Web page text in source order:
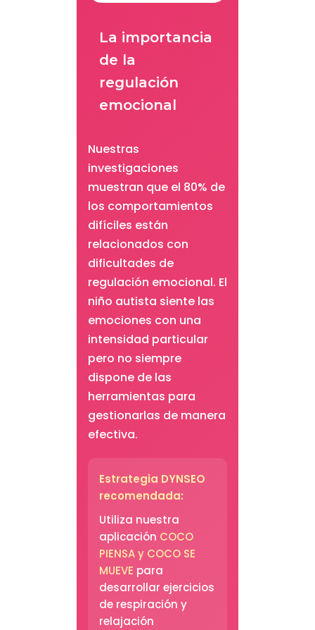
La importancia
de la
regulación
emocional
Nuestras
investigaciones
muestran que el 80% de
los comportamientos
difíciles están
relacionados con
dificultades de
regulación emocional. El
niño autista siente las
emociones con una
intensidad particular
pero no siempre
dispone de las
herramientas para
gestionarlas de manera
efectiva.
Estrategia DYNSEO
recomendada:
Utiliza nuestra
aplicación COCO
PIENSA y COCO SE
MUEVE para
desarrollar ejercicios
de respiración y
relajación